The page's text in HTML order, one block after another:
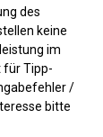
des
keine
im
für Tipp-
/
bitte